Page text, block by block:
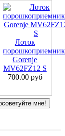
Лоток
Gorenje
MV62FZ12 S
700.00 руб
мне!